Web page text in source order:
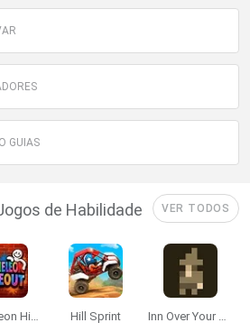
GUIAS
de Habilidade VER TODOS
Chameleon Hideout Hill Sprint Inn Over Your Head